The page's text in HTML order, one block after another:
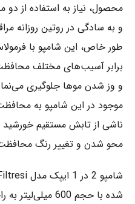
محصول، نیاز به استفاده از دو
و به سادگی در روتین روزانه
طور خاص، این شامپو با
برابر آسیب‌های مختلف
موجود در این شامپو به
ناشی از تابش مستقیم خورشید
محو شدن و تغییر رنگ
شده با حجم 600